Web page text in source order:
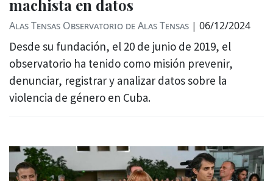
machista en datos
Alas Tensas Observatorio de Alas Tensas | 06/12/2024
Desde su fundación, el 20 de junio de 2019, el
observatorio ha tenido como misión prevenir,
denunciar, registrar y analizar datos sobre la
violencia de género en Cuba.